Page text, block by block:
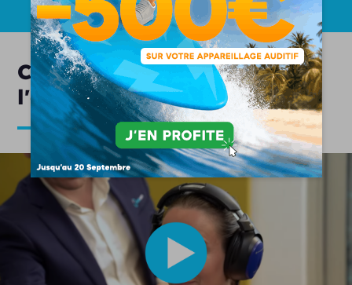
Comment se déroule
l'appareillage auditif ?